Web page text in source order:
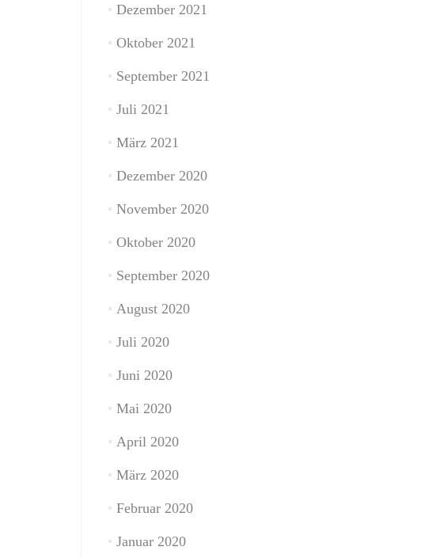
Dezember 2021
Oktober 2021
September 2021
Juli 2021
März 2021
Dezember 2020
November 2020
Oktober 2020
September 2020
August 2020
Juli 2020
Juni 2020
Mai 2020
April 2020
März 2020
Februar 2020
Januar 2020